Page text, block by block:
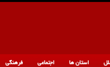
استان ها اجتماعی فرهنگی